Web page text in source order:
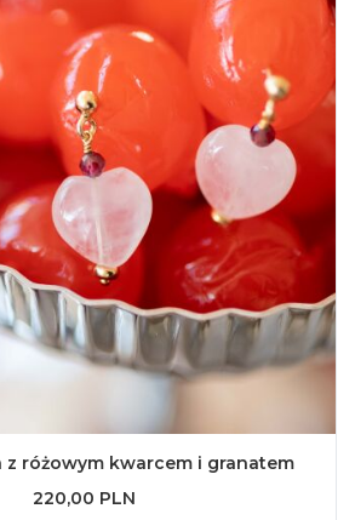
z różowym kwarcem i granatem
220,00 PLN